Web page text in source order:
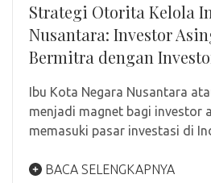
Strategi Otorita Kelola
Nusantara: Investor
Bermitra dengan
Ibu Kota Negara Nusantara
menjadi magnet bagi investor
memasuki pasar investasi di
BACA SELENGKAPNYA